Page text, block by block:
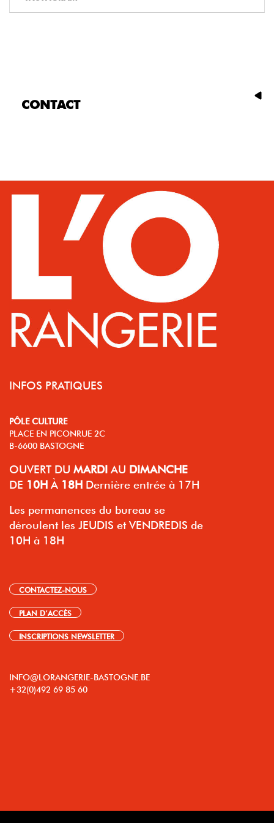
CONTACT
INFOS PRATIQUES
PÔLE CULTURE
PLACE EN PICONRUE 2C
B-6600 BASTOGNE
OUVERT DU MARDI AU DIMANCHE
DE 10H À 18H Dernière entrée à 17H
Les permanences du bureau se
déroulent les JEUDIS et VENDREDIS de
10H à 18H
CONTACTEZ-NOUS
PLAN D’ACCÈS
INSCRIPTIONS NEWSLETTER
INFO@LORANGERIE-BASTOGNE.BE
+32(0)492 69 85 60